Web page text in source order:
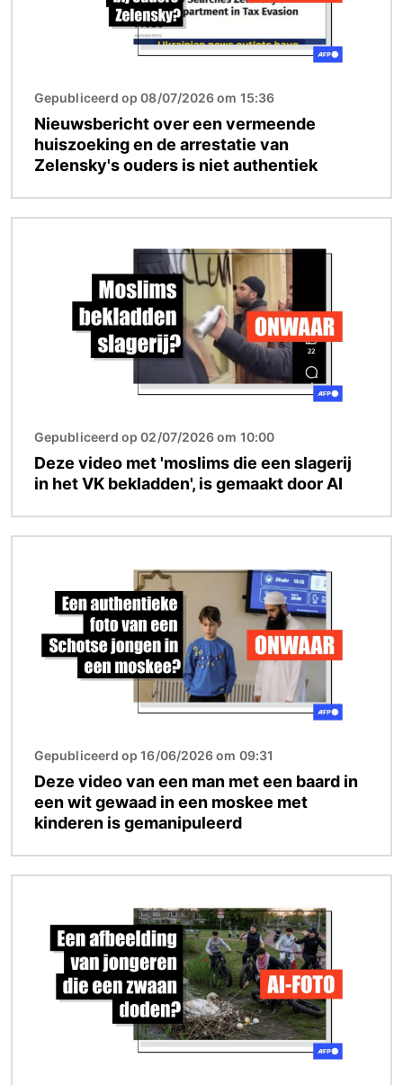
Gepubliceerd op 08/07/2026 om 15:36
Nieuwsbericht over een vermeende
huiszoeking en de arrestatie van
Zelensky's ouders is niet authentiek
Gepubliceerd op 02/07/2026 om 10:00
Deze video met 'moslims die een slagerij
in het VK bekladden', is gemaakt door AI
Gepubliceerd op 16/06/2026 om 09:31
Deze video van een man met een baard in
een wit gewaad in een moskee met
kinderen is gemanipuleerd